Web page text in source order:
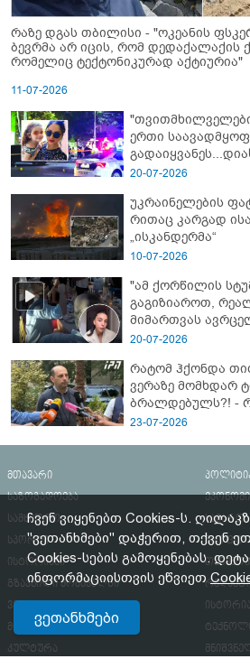
რაზე დგას თბილისი - "ოკეანის
ბევრმა არ იცის, რომ დედაქალაქის
რომელიც ტექტონიკურად აქტიურია"
11-07-2026
ერთი
- გორში
20-07-2026
უკრაინელების
რითაც კარგად
„ისკანდერმა“
10-07-2026
"ამ ქორწილის
გაგიზიაროთ,
მიმართვას
20-07-2026
რატომ ჰქონდა
ვერაზე მომხდარ
ბრალდებულს?! -
23-07-2026
მთავარი
საზოგადოება
სამხედრო
სპორტი
ისტორიანი
გზავნილი მომავალში
ვერსია
ისტორია
მოზაიკა
კულტურა
ჩვენ ვიყენებთ Cookies-ს.
"ვეთანხმები" დაჭერით, თქვენ
Cookies-სების გამოყენებას.
ინფორმაციისთვის ეწვიეთ
ვეთანხმები